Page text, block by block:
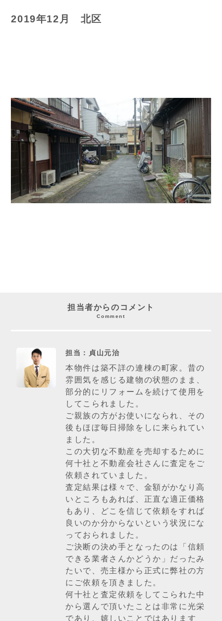
2019年12月 北区
担当者からのコメント
Comment
担当：貞山元治
本物件は築不詳の連棟の町家。昔の
雰囲気を感じる建物の状態のまま、
部分的にリフォームを続けて使用を
してこられました。
ご親族の方がお使いになられ、その
後もほぼ毎日掃除をしに来られてい
ました。
この大切な不動産を売却するために
何十社と不動産会社さんに査定をご
依頼されていました。
査定結果は様々で、金額がかなり高
いところもあれば、正直な適正価格
もあり、どこを信じて依頼をすれば
良いのか分からないという状況にな
っておられました。
ご決断の決め手となったのは「信頼
できる業者さんかどうか」だったみ
たいで、売主様から正式に弊社の方
にご依頼を頂きました。
何十社と査定依頼をしてこられた中
から選んで頂いたことは非常に光栄
であり、嬉しいことではあります